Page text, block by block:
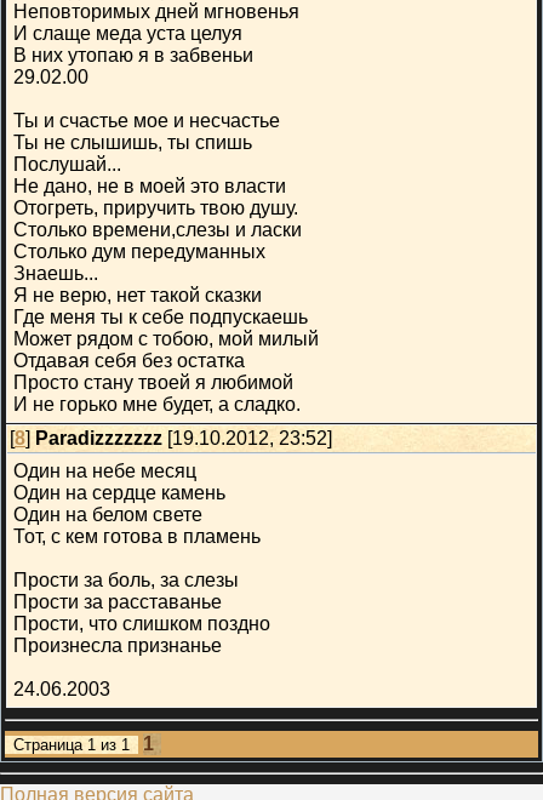
Неповторимых дней мгновенья
И слаще меда уста целуя
В них утопаю я в забвеньи
29.02.00
Ты и счастье мое и несчастье
Ты не слышишь, ты спишь
Послушай...
Не дано, не в моей это власти
Отогреть, приручить твою душу.
Столько времени,слезы и ласки
Столько дум передуманных
Знаешь...
Я не верю, нет такой сказки
Где меня ты к себе подпускаешь
Может рядом с тобою, мой милый
Отдавая себя без остатка
Просто стану твоей я любимой
И не горько мне будет, а сладко.
[8] Paradizzzzzzz [19.10.2012, 23:52]
Один на небе месяц
Один на сердце камень
Один на белом свете
Тот, с кем готова в пламень
Прости за боль, за слезы
Прости за расставанье
Прости, что слишком поздно
Произнесла признанье
24.06.2003
Страница 1 из 1 1
Полная версия сайта